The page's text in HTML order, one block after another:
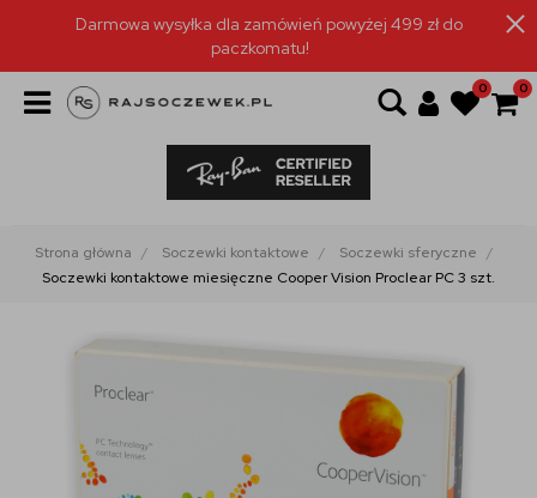
Darmowa wysyłka dla zamówień powyżej 499 zł do
paczkomatu!
0 0
Strona główna Soczewki kontaktowe
Soczewki sferyczne
Soczewki kontaktowe miesięczne Cooper Vision Proclear PC 3 szt.